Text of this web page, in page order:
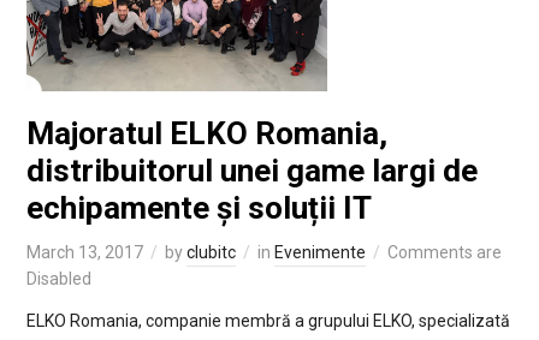
Majoratul ELKO Romania,
distribuitorul unei game largi de
echipamente și soluții IT
March 13, 2017 byclubitc in Evenimente
Comments are
Disabled
ELKO Romania, companie membră a grupului ELKO, specializată